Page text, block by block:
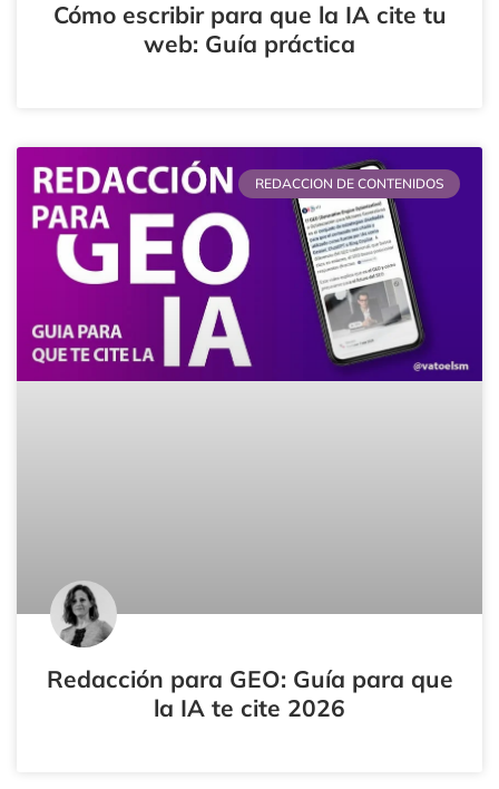
Cómo escribir para que la IA cite tu
web: Guía práctica
REDACCION DE CONTENIDOS
Redacción para GEO: Guía para que
la IA te cite 2026